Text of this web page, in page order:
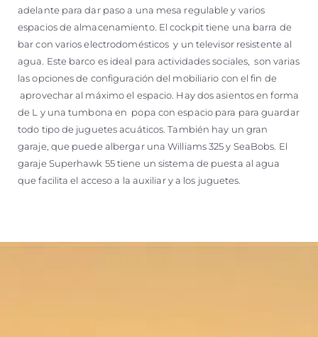
adelante para dar paso a una mesa regulable y varios
espacios de almacenamiento. El cockpit tiene una barra de
bar con varios electrodomésticos y un televisor resistente al
agua. Este barco es ideal para actividades sociales, son varias
las opciones de configuración del mobiliario con el fin de
aprovechar al máximo el espacio. Hay dos asientos en forma
de L y una tumbona en popa con espacio para para guardar
todo tipo de juguetes acuáticos. También hay un gran
garaje, que puede albergar una Williams 325 y SeaBobs. El
garaje Superhawk 55 tiene un sistema de puesta al agua
que facilita el acceso a la auxiliar y a los juguetes.